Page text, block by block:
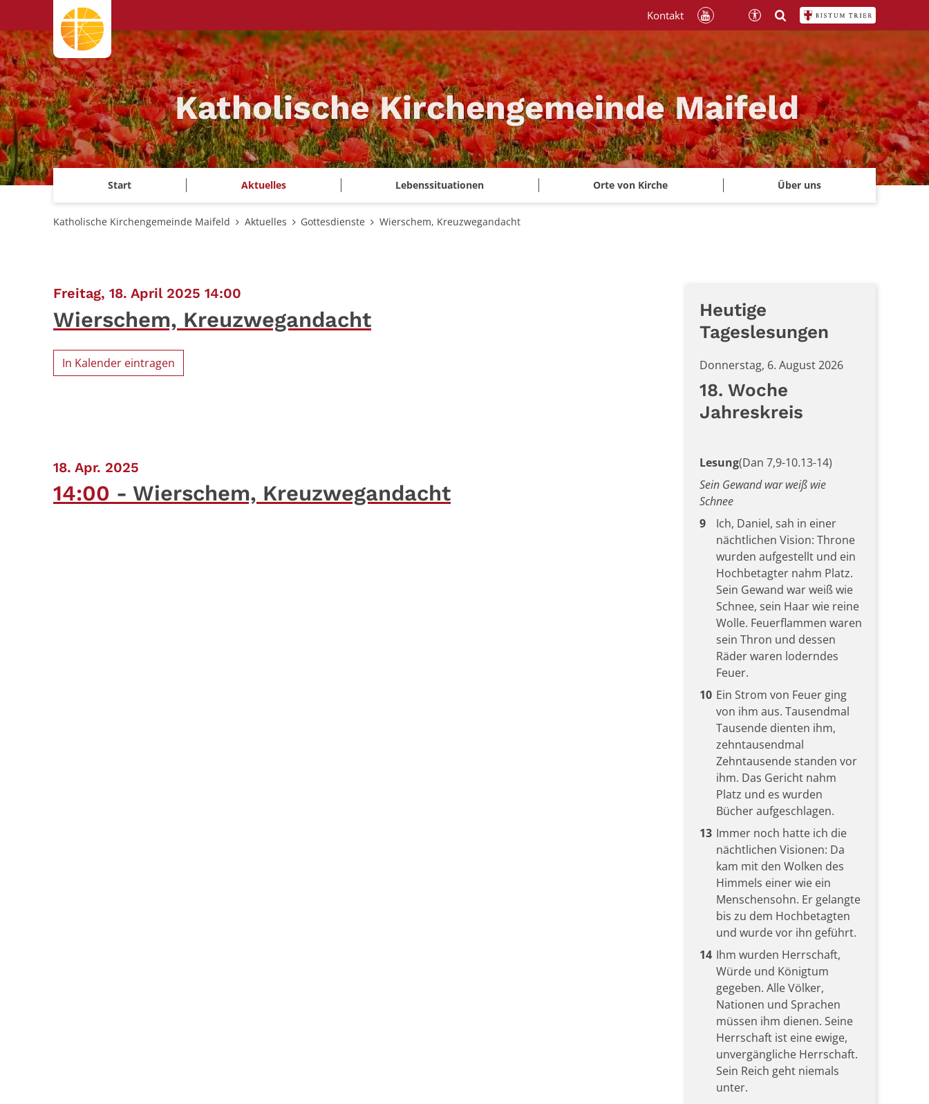
Zum Inhalt springen
Katholische Kirchengemeinde Maifeld
Start Aktuelles Lebenssituationen Orte von Kirche Über uns
Kontakt
Katholische Kirchengemeinde Maifeld Aktuelles Gottesdienste Wierschem, Kreuzwegandacht
Freitag, 18. April 2025 14:00
Wierschem, Kreuzwegandacht
In Kalender eintragen
18. Apr. 2025
14:00 Wierschem, Kreuzwegandacht
Heutige
Tageslesungen
Donnerstag, 6. August 2026
18. Woche
Jahreskreis
Lesung(Dan 7,9-10.13-14)
Sein Gewand war weiß wie
Schnee
9
Ich, Daniel, sah in einer
nächtlichen Vision: Throne
wurden aufgestellt und ein
Hochbetagter nahm Platz.
Sein Gewand war weiß wie
Schnee, sein Haar wie reine
Wolle. Feuerflammen waren
sein Thron und dessen
Räder waren loderndes
Feuer.
10 Ein Strom von Feuer ging
von ihm aus. Tausendmal
Tausende dienten ihm,
zehntausendmal
Zehntausende standen vor
ihm. Das Gericht nahm
Platz und es wurden
Bücher aufgeschlagen.
13 Immer noch hatte ich die
nächtlichen Visionen: Da
kam mit den Wolken des
Himmels einer wie ein
Menschensohn. Er gelangte
bis zu dem Hochbetagten
und wurde vor ihn geführt.
14 Ihm wurden Herrschaft,
Würde und Königtum
gegeben. Alle Völker,
Nationen und Sprachen
müssen ihm dienen. Seine
Herrschaft ist eine ewige,
unvergängliche Herrschaft.
Sein Reich geht niemals
unter.